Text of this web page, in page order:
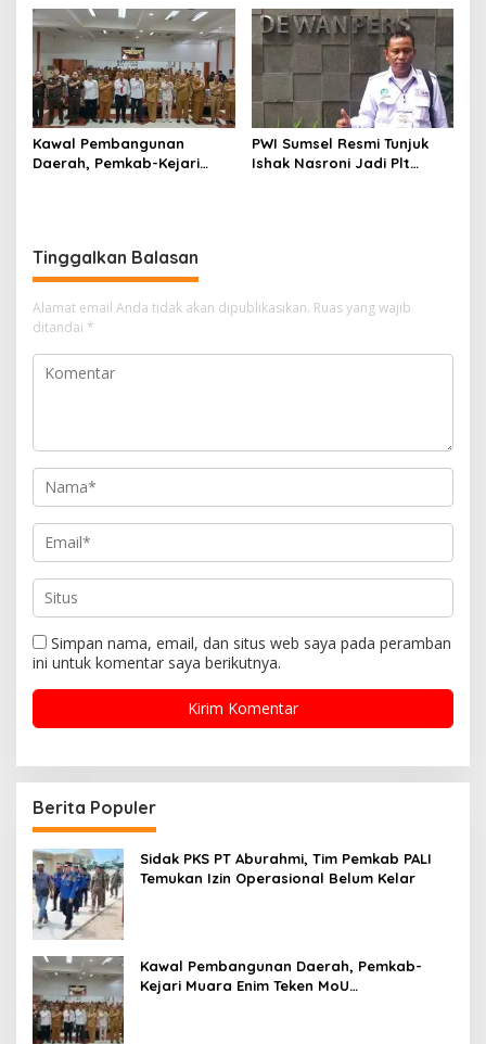
Kelola Keuangan
Kawal Pembangunan
Daerah, Pemkab-Kejari
PWI Sumsel Resmi Tunjuk
Ishak Nasroni Jadi Plt
Tinggalkan Balasan
Alamat email Anda tidak akan dipublikasikan. Ruas yang wajib
ditandai *
Simpan nama, email, dan situs web saya pada peramban
ini untuk komentar saya berikutnya.
Berita Populer
Sidak PKS PT Aburahmi, Tim Pemkab PALI
Temukan Izin Operasional Belum Kelar
Kawal Pembangunan Daerah, Pemkab-
Kejari Muara Enim Teken MoU